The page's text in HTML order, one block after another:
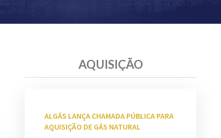
AQUISIÇÃO
ALGÁS LANÇA CHAMADA PÚBLICA PARA
AQUISIÇÃO DE GÁS NATURAL